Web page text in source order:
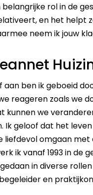
rol in de
en het helpt
neem ik jouw
aan ben ik geboeid
reageren zoals we
kunnen we
Ik geloof dat het
liefdevol omgaan met
ik vanaf 1993 in de
in diverse
en